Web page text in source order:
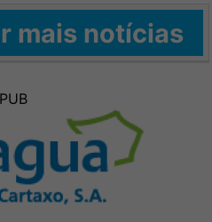
mais notícias
PUB